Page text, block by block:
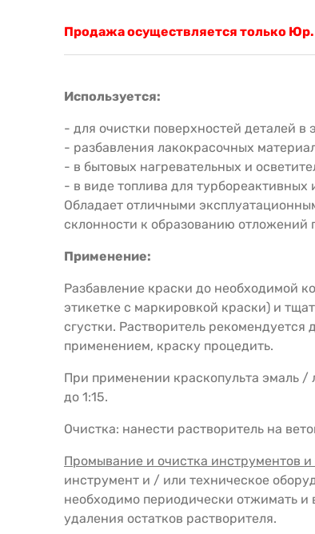
Продажа осуществляется только
Используется:
- для очистки поверхностей деталей
- разбавления лакокрасочных
- в бытовых нагревательных и
- в виде топлива для турбореактивных
Обладает отличными
склонности к образованию отложений
Применение:
Разбавление краски до необходимой
этикетке с маркировкой краски) и
сгустки. Растворитель
применением, краску процедить.
При применении краскопульта эмаль /
до 1:15.
Очистка: нанести растворитель на
Промывание и очистка инструментов и
инструмент и / или техническое
необходимо периодически отжимать и
удаления остатков растворителя.